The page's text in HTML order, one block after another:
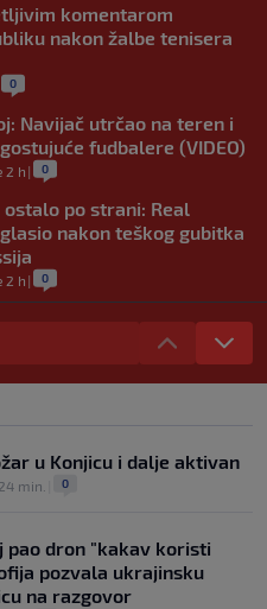
komentarom
nakon žalbe tenisera
0
Navijač utrčao na teren i
fudbalere (VIDEO)
2 h | 0
po strani: Real
nakon teškog gubitka
2 h | 0
odgovorile Kanteru
"Nećemo biti politički
0
novac", danas se suočava s
3 h
u Konjicu i dalje aktivan
min. 0
pao dron "kakav koristi
pozvala ukrajinsku
na razgovor